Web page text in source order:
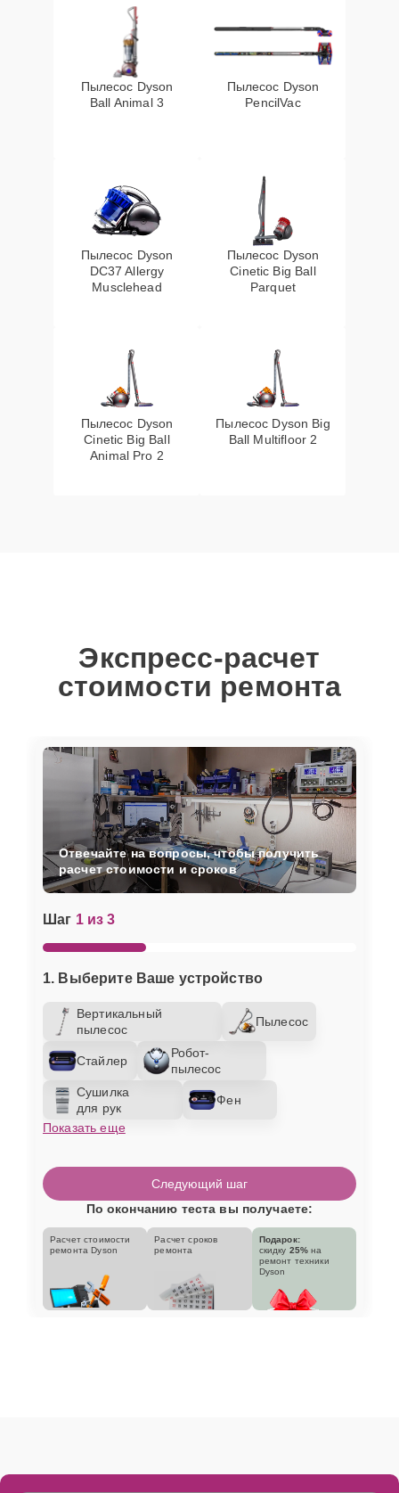
Пылесос Dyson
Ball Animal 3
Пылесос Dyson
PencilVac
Пылесос Dyson
DC37 Allergy
Musclehead
Пылесос Dyson
Cinetic Big Ball
Parquet
Пылесос Dyson
Cinetic Big Ball
Animal Pro 2
Пылесос Dyson Big
Ball Multifloor 2
Экспресс-расчет
стоимости ремонта
Шаг 1 из 3
1. Выберите Ваше устройство
Вертикальный
пылесос
Пылесос
Стайлер
Робот-
пылесос
Сушилка
для рук
Фен
Показать еще
Отвечайте на вопросы, чтобы получить
расчет стоимости и сроков
Следующий шаг
По окончанию теста вы получаете:
Расчет стоимости
ремонта Dyson
Расчет сроков
ремонта
Подарок:
скидку 25% на
ремонт техники
Dyson